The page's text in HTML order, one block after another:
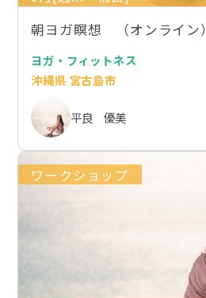
朝ヨガ瞑想 （オンライン）
ヨガ・フィットネス
沖縄県 宮古島市
平良 優美
ワークショップ